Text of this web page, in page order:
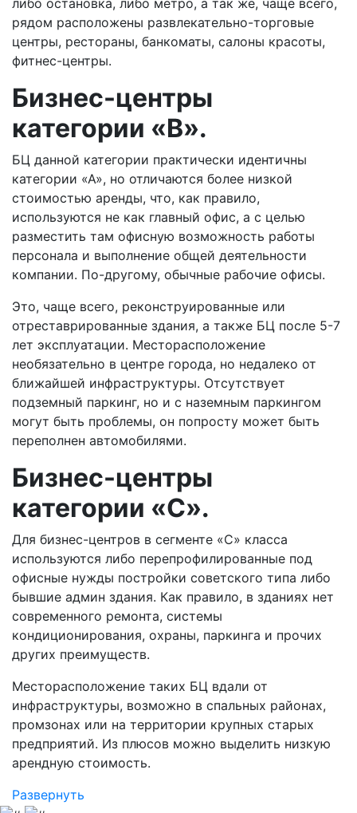
либо остановка, либо метро, а так же, чаще всего,
рядом расположены развлекательно-торговые
центры, рестораны, банкоматы, салоны красоты,
фитнес-центры.
Бизнес-центры
категории «В».
БЦ данной категории практически идентичны
категории «А», но отличаются более низкой
стоимостью аренды, что, как правило,
используются не как главный офис, а с целью
разместить там офисную возможность работы
персонала и выполнение общей деятельности
компании. По-другому, обычные рабочие офисы.
Это, чаще всего, реконструированные или
отреставрированные здания, а также БЦ после 5-7
лет эксплуатации. Месторасположение
необязательно в центре города, но недалеко от
ближайшей инфраструктуры. Отсутствует
подземный паркинг, но и с наземным паркингом
могут быть проблемы, он попросту может быть
переполнен автомобилями.
Бизнес-центры
категории «С».
Для бизнес-центров в сегменте «С» класса
используются либо перепрофилированные под
офисные нужды постройки советского типа либо
бывшие админ здания. Как правило, в зданиях нет
современного ремонта, системы
кондиционирования, охраны, паркинга и прочих
других преимуществ.
Месторасположение таких БЦ вдали от
инфраструктуры, возможно в спальных районах,
промзонах или на территории крупных старых
предприятий. Из плюсов можно выделить низкую
арендную стоимость.
Развернуть